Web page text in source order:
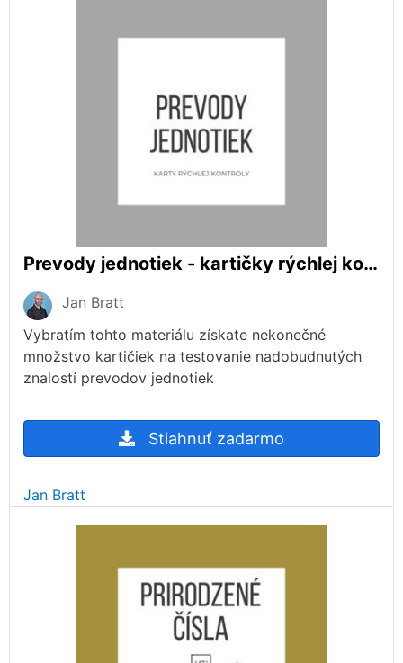
Prevody jednotiek - kartičky rýchlej kontroly: Dĺžka
Jan Bratt
Vybratím tohto materiálu získate nekonečné
množstvo kartičiek na testovanie nadobudnutých
znalostí prevodov jednotiek
Stiahnuť zadarmo
Jan Bratt